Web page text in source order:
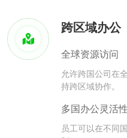
跨区域办公
全球资源访问
允许跨国公司在
持跨区域协作。
多国办公灵活性
员工可以在不同